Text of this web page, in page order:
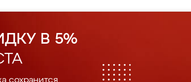
В 5%
сохранится.